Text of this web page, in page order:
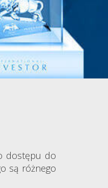
dostępu do
są różnego